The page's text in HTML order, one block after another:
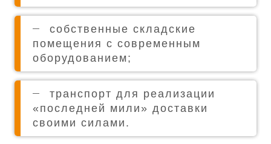
собственные складские
помещения с современным
оборудованием;
транспорт для реализации
«последней мили» доставки
своими силами.